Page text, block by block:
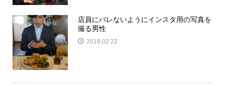
店員にバレないようにインスタ用の写真を
撮る男性
2019.02.22